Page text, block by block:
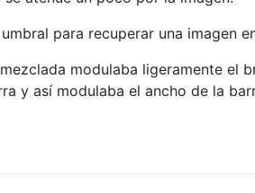
para recuperar una imagen
modulaba ligeramente el
y así modulaba el ancho de la